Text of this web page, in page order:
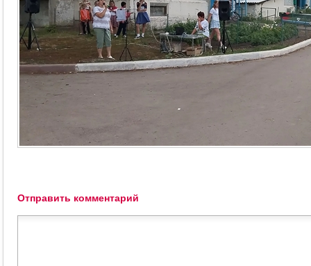
Отправить комментарий